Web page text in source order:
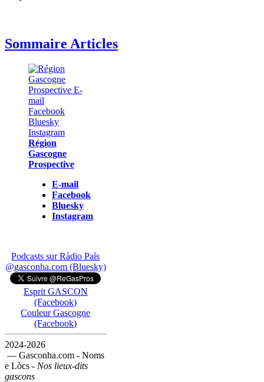
Sommaire Articles
Région
Gascogne
Prospective
E-mail
Facebook
Bluesky
Instagram
Podcasts sur Ràdio País
@gasconha.com (Bluesky)
Esprit GASCON
(Facebook)
Couleur Gascogne
(Facebook)
2024-2026
— Gasconha.com - Noms
e Lòcs - Nos lieux-dits
gascons